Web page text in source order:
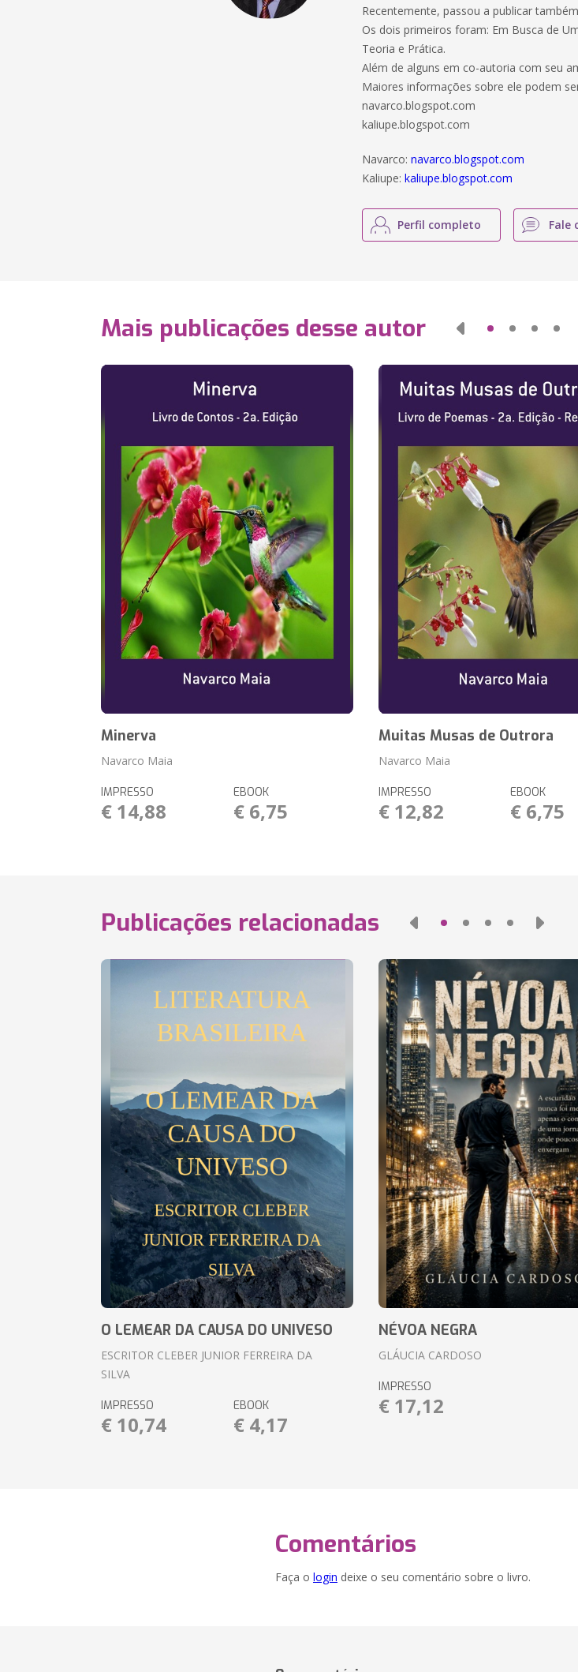
Recentemente, passou a publicar
Os dois primeiros foram: Em Busca de
Teoria e Prática.
Além de alguns em co-autoria com seu
Maiores informações sobre ele podem
navarco.blogspot.com
kaliupe.blogspot.com
Navarco:navarco.blogspot.com
Kaliupe:kaliupe.blogspot.com
Perfil completo Fale
Mais publicações desse autor
Minerva
Navarco Maia
IMPRESSO
€ 14,88
EBOOK
€ 6,75
Muitas Musas de Outrora
Navarco Maia
IMPRESSO
€ 12,82
EBOOK
€ 6,75
Publicações relacionadas
O LEMEAR DA CAUSA DO UNIVESO
ESCRITOR CLEBER JUNIOR FERREIRA DA
SILVA
IMPRESSO
€ 10,74
EBOOK
€ 4,17
NÉVOA NEGRA
GLÁUCIA CARDOSO
IMPRESSO
€ 17,12
Comentários
Faça o login deixe o seu comentário sobre o livro.